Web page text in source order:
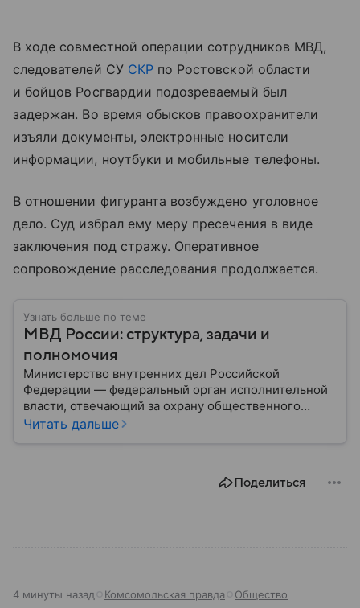
В ходе совместной операции сотрудников МВД,
следователей СУ СКРпо Ростовской области
и бойцов Росгвардии подозреваемый был
задержан. Во время обысков правоохранители
изъяли документы, электронные носители
информации, ноутбуки и мобильные телефоны.
В отношении фигуранта возбуждено уголовное
дело. Суд избрал ему меру пресечения в виде
заключения под стражу. Оперативное
сопровождение расследования продолжается.
Узнать больше по теме
МВД России: структура, задачи и
полномочия
Министерство внутренних дел Российской
Федерации — федеральный орган исполнительной
власти, отвечающий за охрану общественного
порядка, борьбу с преступностью, обеспечение
России, какие задачи выполняет министерство, как
Читать дальше
Поделиться
4 минуты назад Комсомольская правда Общество